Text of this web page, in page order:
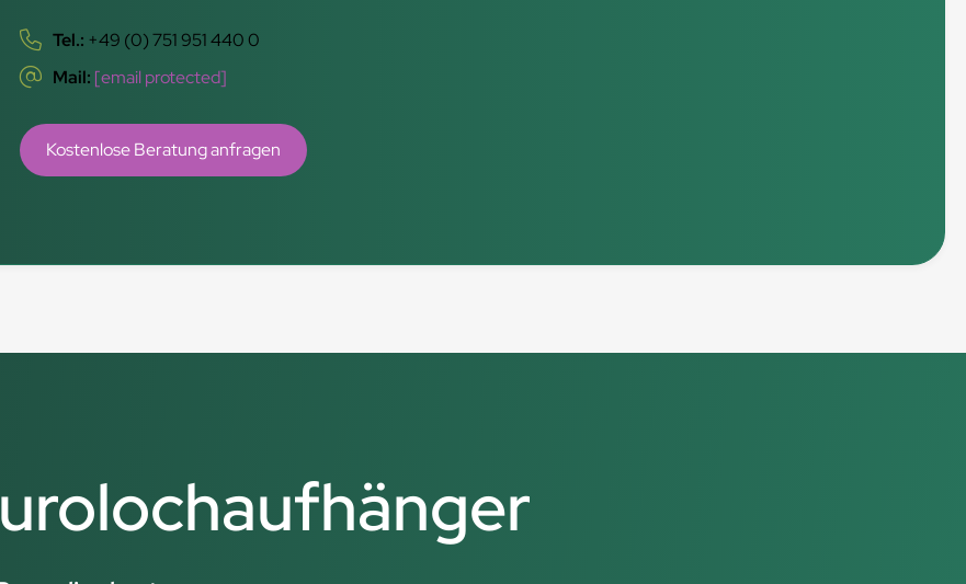
Tel.: +49 (0) 751 951 440 0
Mail: [email protected]
Kostenlose Beratung anfragen